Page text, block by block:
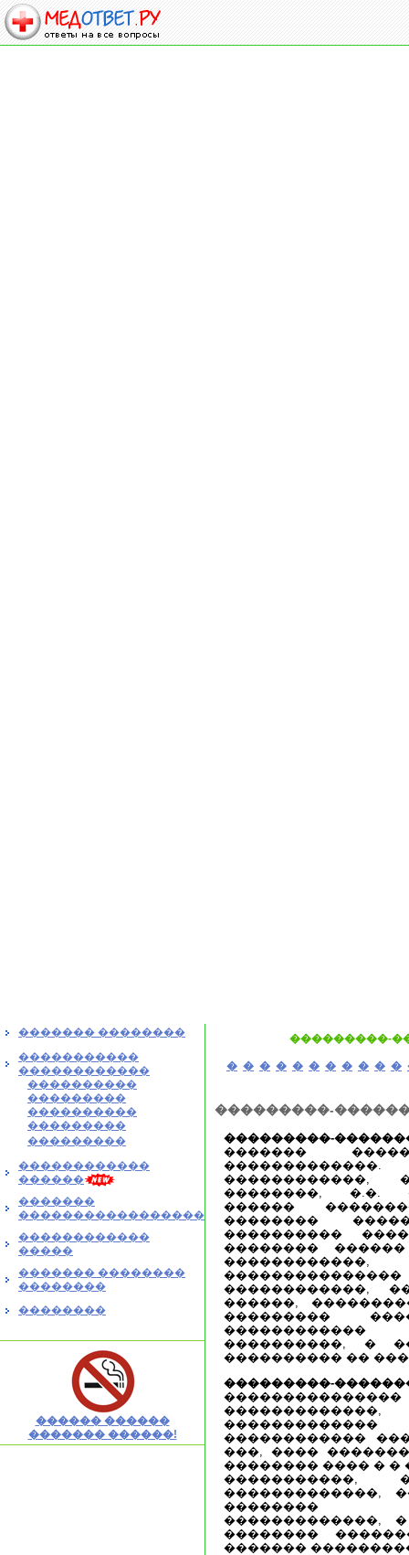
������� ��������
�����������
������������
����������
���������
����������
���������
���������
������������
������
�������
�����������������
������������
�����
������� ��������
��������
��������
������ ������
������� ������!
���������-
� � � � � � � � � � �
���������-
���������-
�������
������������,
��������, �.�.
������
��������
����������
��������
������������,
������,
���������
����������, �
���������� ��
���������-
������������
���, ����
�������� ���� � �
�������������,
��������
�������������,
��������
�������